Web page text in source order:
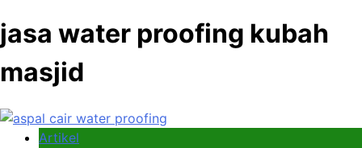
jasa water proofing kubah
masjid
Artikel